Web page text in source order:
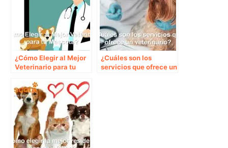
¿Cómo Elegir al Mejor
Veterinario para tu
¿Cuáles son los
servicios que ofrece un